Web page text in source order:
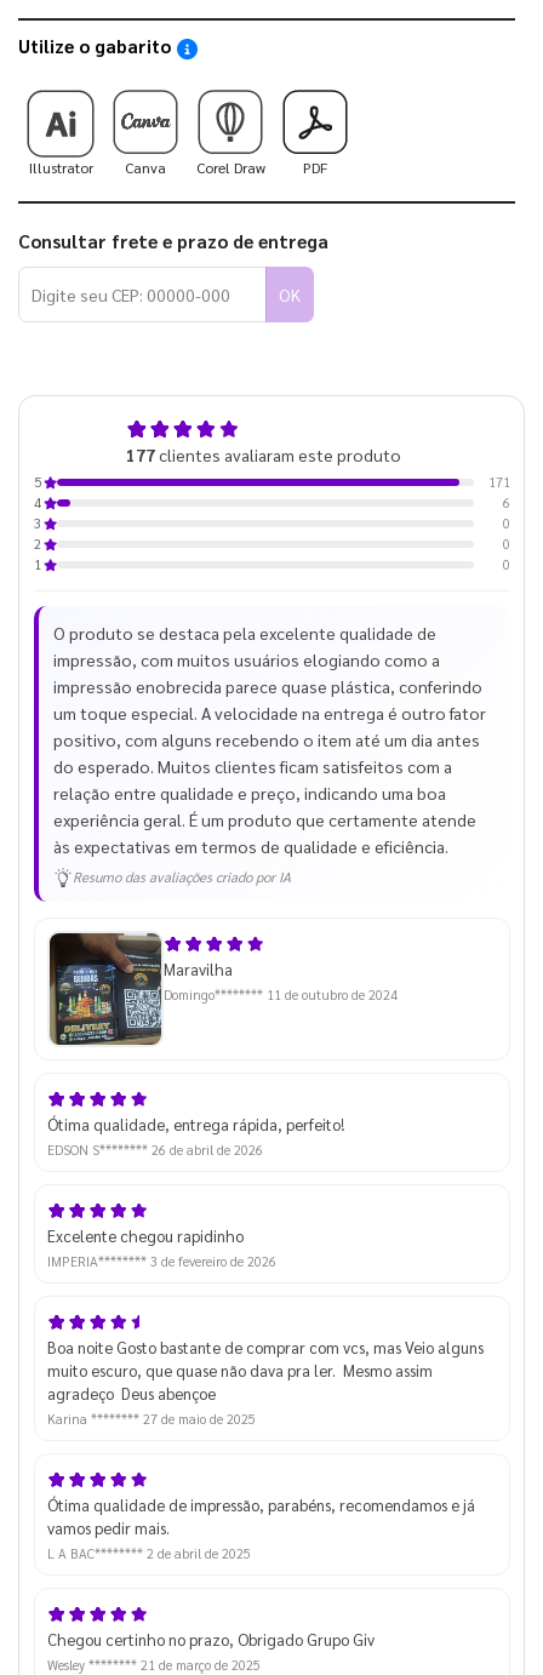
Utilize o gabarito Saiba como utilizar os nossos gabaritos
Illustrator Canva Corel Draw PDF
Consultar frete e prazo de entrega
OK
177clientes avaliaram este produto
5
171
4
6
3
0
2
0
1
0
O produto se destaca pela excelente qualidade de
impressão, com muitos usuários elogiando como a
impressão enobrecida parece quase plástica, conferindo
um toque especial. A velocidade na entrega é outro fator
positivo, com alguns recebendo o item até um dia antes
do esperado. Muitos clientes ficam satisfeitos com a
relação entre qualidade e preço, indicando uma boa
experiência geral. É um produto que certamente atende
às expectativas em termos de qualidade e eficiência.
Resumo das avaliações criado por IA
Maravilha
Domingo******** 11 de outubro de 2024
Ótima qualidade, entrega rápida, perfeito!
EDSON S******** 26 de abril de 2026
Excelente chegou rapidinho
IMPERIA******** 3 de fevereiro de 2026
Boa noite Gosto bastante de comprar com vcs, mas Veio alguns
muito escuro, que quase não dava pra ler. Mesmo assim
agradeço Deus abençoe
Karina ******** 27 de maio de 2025
Ótima qualidade de impressão, parabéns, recomendamos e já
vamos pedir mais.
L A BAC******** 2 de abril de 2025
Chegou certinho no prazo, Obrigado Grupo Giv
Wesley ******** 21 de março de 2025